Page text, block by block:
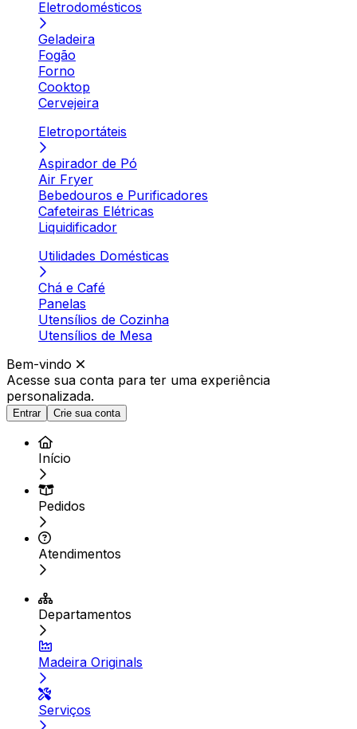
Eletrodomésticos
Geladeira
Fogão
Forno
Cooktop
Cervejeira
Eletroportáteis
Aspirador de Pó
Air Fryer
Bebedouros e Purificadores
Cafeteiras Elétricas
Liquidificador
Utilidades Domésticas
Chá e Café
Panelas
Utensílios de Cozinha
Utensílios de Mesa
Bem-vindo
Acesse sua conta para ter uma experiência
personalizada.
Entrar Crie sua conta
Início
Pedidos
Atendimentos
Departamentos
Madeira Originals
Serviços